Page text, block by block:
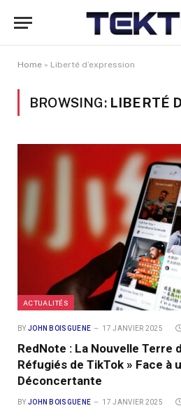
Home » Liberté d’expression
BROWSING: LIBERTÉ
ACTUALITÉS
BY JOHN BOISGUENE 17 JANVIER 2025
RedNote : La Nouvelle Terre
Réfugiés de TikTok » Face à
Déconcertante
BY JOHN BOISGUENE 17 JANVIER 2025